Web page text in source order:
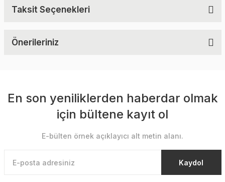
Taksit Seçenekleri
Önerileriniz
En son yeniliklerden haberdar olmak
için bültene kayıt ol
E-bülten örnek açıklayıcı alt metin alanı.
Kaydol